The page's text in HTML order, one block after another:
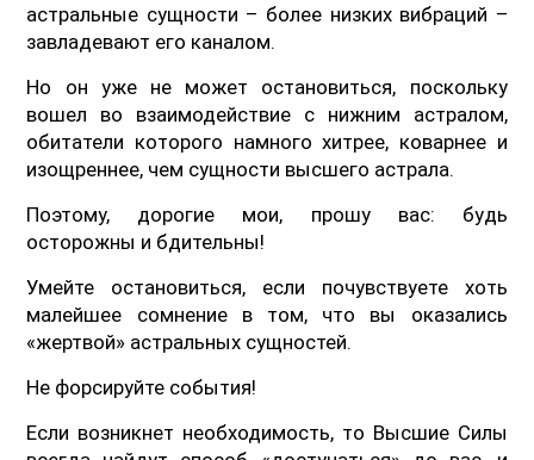
астральные сущности – более низких вибраций –
завладевают его каналом.
Но он уже не может остановиться, поскольку
вошел во взаимодействие с нижним астралом,
обитатели которого намного хитрее, коварнее и
изощреннее, чем сущности высшего астрала.
Поэтому, дорогие мои, прошу вас: будь
осторожны и бдительны!
Умейте остановиться, если почувствуете хоть
малейшее сомнение в том, что вы оказались
«жертвой» астральных сущностей.
Не форсируйте события!
Если возникнет необходимость, то Высшие Силы